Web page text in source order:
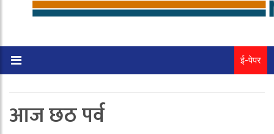
ई-पेपर
आज छठ पर्व